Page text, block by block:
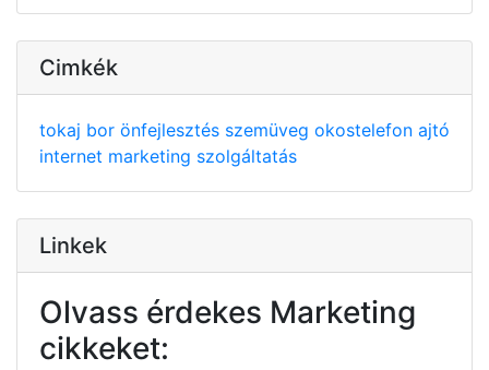
Cimkék
tokaj bor önfejlesztés szemüveg okostelefon ajtó
internet marketing szolgáltatás
Linkek
Olvass érdekes Marketing
cikkeket: